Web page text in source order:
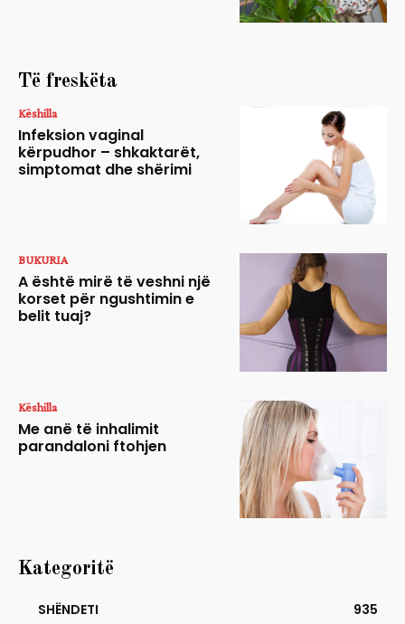
Të freskëta
Këshilla
Infeksion vaginal
kërpudhor – shkaktarët,
simptomat dhe shërimi
BUKURIA
A është mirë të veshni një
korset për ngushtimin e
belit tuaj?
Këshilla
Me anë të inhalimit
parandaloni ftohjen
Kategoritë
SHËNDETI 935